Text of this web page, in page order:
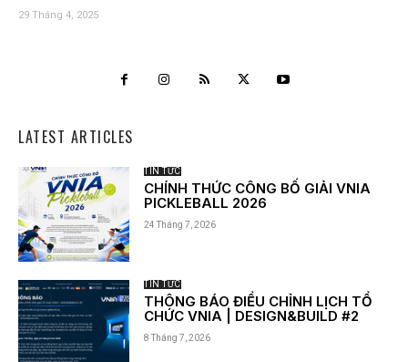
29 Tháng 4, 2025
LATEST ARTICLES
TIN TỨC
CHÍNH THỨC CÔNG BỐ GIẢI VNIA
PICKLEBALL 2026
24 Tháng 7, 2026
TIN TỨC
THÔNG BÁO ĐIỀU CHỈNH LỊCH TỔ
CHỨC VNIA | DESIGN&BUILD #2
8 Tháng 7, 2026